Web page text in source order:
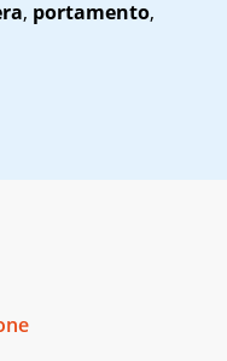
, portamento,